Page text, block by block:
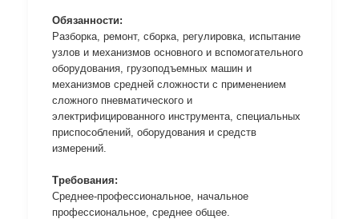
Обязанности:
Разборка, ремонт, сборка, регулировка, испытание
узлов и механизмов основного и вспомогательного
оборудования, грузоподъемных машин и
механизмов средней сложности с применением
сложного пневматического и
электрифицированного инструмента, специальных
приспособлений, оборудования и средств
измерений.
Требования:
Среднее-профессиональное, начальное
профессиональное, среднее общее.